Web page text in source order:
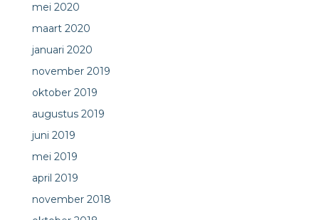
mei 2020
maart 2020
januari 2020
november 2019
oktober 2019
augustus 2019
juni 2019
mei 2019
april 2019
november 2018